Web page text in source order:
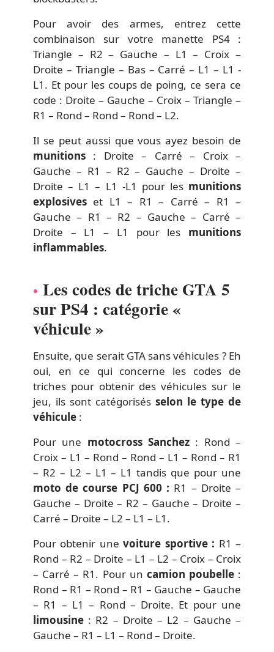
Pour avoir des armes, entrez cette
combinaison sur votre manette PS4 :
Triangle – R2 – Gauche – L1 – Croix –
Droite – Triangle – Bas – Carré – L1 – L1 -
L1. Et pour les coups de poing, ce sera ce
code : Droite – Gauche – Croix – Triangle –
R1 – Rond – Rond – Rond – L2.
Il se peut aussi que vous ayez besoin de
munitions : Droite – Carré – Croix –
Gauche – R1 – R2 – Gauche – Droite –
Droite – L1 – L1 -L1 pour les munitions
explosives et L1 – R1 – Carré – R1 –
Gauche – R1 – R2 – Gauche – Carré –
Droite – L1 – L1 pour les munitions
inflammables.
Les codes de triche GTA 5
sur PS4 : catégorie «
véhicule »
Ensuite, que serait GTA sans véhicules ? Eh
oui, en ce qui concerne les codes de
triches pour obtenir des véhicules sur le
jeu, ils sont catégorisés selon le type de
véhicule :
Pour une motocross Sanchez : Rond –
Croix – L1 – Rond – Rond – L1 – Rond – R1
– R2 – L2 – L1 – L1 tandis que pour une
moto de course PCJ 600 : R1 – Droite –
Gauche – Droite – R2 – Gauche – Droite –
Carré – Droite – L2 – L1 – L1.
Pour obtenir unevoiture sportive : R1 –
Rond – R2 – Droite – L1 – L2 – Croix – Croix
– Carré – R1. Pour un camion poubelle:
Rond – R1 – Rond – R1 – Gauche – Gauche
– R1 – L1 – Rond – Droite. Et pour une
limousine : R2 – Droite – L2 – Gauche –
Gauche – R1 – L1 – Rond – Droite.